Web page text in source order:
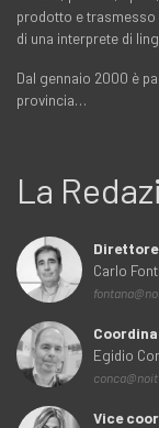
prodotto e trasmesso
di una interprete di
Dal gennaio 2000 è
provincia…
La
Carlo
Egidio
Vice